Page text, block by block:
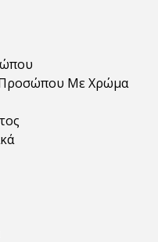
Προσώπου Με Χρώμα